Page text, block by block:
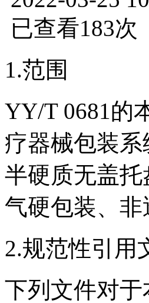
已查看183次
1.范围
YY/T 0681的
疗器械包装
半硬质无盖
气硬包装、
2.规范性引用
下列文件对